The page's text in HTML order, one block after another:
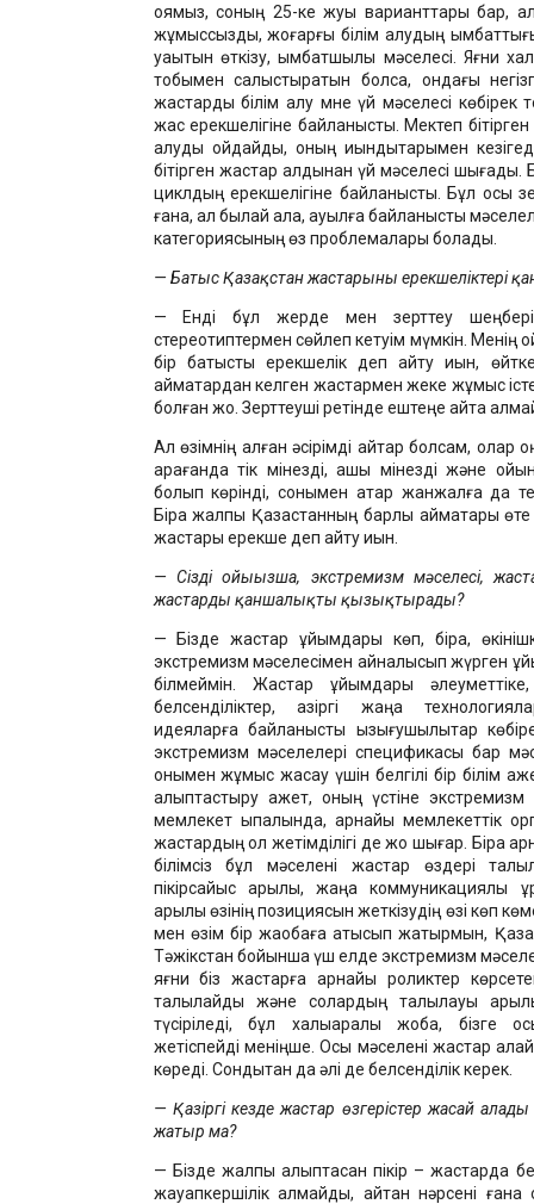
қоямыз, соның 25-ке жуық варианттары бар,
жұмыссыздық, жоғарғы білім алудың
уақытын өткізу, қымбатшылық мәселесі. Яғни
тобымен салыстыратын болсақ, ондағы
жастарды білім алу мне үй мәселесі көбірек
жас ерекшелігіне байланысты. Мектеп
алуды ойдайды, оның қиындықтарымен
бітірген жастар алдынан үй мәселесі шығады.
циклдың ерекшелігіне байланысты. Бұл осы
ғана, ал былай қала, ауылға байланысты
категориясының өз проблемалары болады.
— Батыс Қазақстан жастарының ерекшеліктері
— Енді бұл жерде мен зерттеу
стереотиптермен сөйлеп кетуім мүмкін. Менің
бір батыстық ерекшелік деп айту қиын,
аймақтардан келген жастармен жеке жұмыс
болған жоқ. Зерттеуші ретінде ештеңе айта
Ал өзімнің алған әсірімді айтар болсам, олар
қарағанда тік мінезді, ашық мінезді және
болып көрінді, сонымен қатар жанжалға да
Бірақ жалпы Қазақстанның барлық аймақтары өте
жастары ерекше деп айту қиын.
— Сіздің ойыңызша, экстремизм мәселесі,
жастарды қаншалықты қызықтырады?
— Бізде жастар ұйымдары көп, бірақ,
экстремизм мәселесімен айналысып жүрген
білмеймін. Жастар ұйымдары
белсенділіктер, қазіргі жаңа
идеяларға байланысты қызығушылықтар
экстремизм мәселелері спецификасы бар
онымен жұмыс жасау үшін белгілі бір білім
қалыптастыру қажет, оның үстіне экстремизм
мемлекет ықпалында, арнайы мемлекеттік
жастардың қол жетімділігі де жоқ шығар. Бірақ
білімсіз бұл мәселені жастар өздері
пікірсайыс арқылы, жаңа коммуникациялық
арқылы өзінің позициясын жеткізудің өзі көп
мен өзім бір жаобаға қатысып жатырмын,
Тәжікстан бойынша үш елде экстремизм
яғни біз жастарға арнайы роликтер
талқылайды және солардың талқылауы
түсіріледі, бұл халықаралық жоба, бізге
жетіспейді меніңше. Осы мәселені жастар
көреді. Сондықтан да әлі де белсенділік керек.
— Қазіргі кезде жастар өзгерістер жасай алады
жатыр ма?
— Бізде жалпы қалыптасқан пікір – жастарда
жауапкершілік алмайды, айтқан нәрсені